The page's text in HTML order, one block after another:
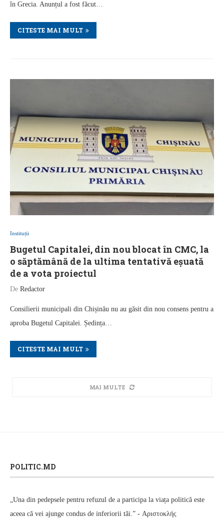
în Grecia. Anunțul a fost făcut…
CITESTE MAI MULT
Instituții
Bugetul Capitalei, din nou blocat în CMC, la
o săptămână de la ultima tentativă eșuată
de a vota proiectul
De Redactor
Consilierii municipali din Chișinău nu au găsit din nou consens pentru a
aproba Bugetul Capitalei. Ședința…
CITESTE MAI MULT
MAI MULTE
POLITIC.MD
„Una din pedepsele pentru refuzul de a participa la viața politică este
aceea că vei ajunge condus de inferiorii tăi.” - Αριστοκλής